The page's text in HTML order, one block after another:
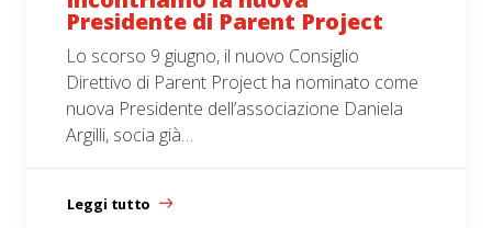
Presidente di Parent Project
Lo scorso 9 giugno, il nuovo Consiglio
Direttivo di Parent Project ha nominato come
nuova Presidente dell’associazione Daniela
Argilli, socia già…
Leggi tutto